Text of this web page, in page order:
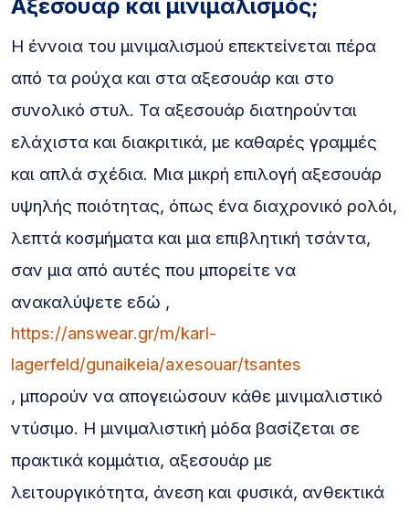
Αξεσουάρ και μινιμαλισμός;
Η έννοια του μινιμαλισμού επεκτείνεται πέρα
από τα ρούχα και στα αξεσουάρ και στο
συνολικό στυλ. Τα αξεσουάρ διατηρούνται
ελάχιστα και διακριτικά, με καθαρές γραμμές
και απλά σχέδια. Μια μικρή επιλογή αξεσουάρ
υψηλής ποιότητας, όπως ένα διαχρονικό ρολόι,
λεπτά κοσμήματα και μια επιβλητική τσάντα,
σαν μια από αυτές που μπορείτε να
ανακαλύψετε εδώ ,
https://answear.gr/m/karl-
lagerfeld/gunaikeia/axesouar/tsantes
, μπορούν να απογειώσουν κάθε μινιμαλιστικό
ντύσιμο. Η μινιμαλιστική μόδα βασίζεται σε
πρακτικά κομμάτια, αξεσουάρ με
λειτουργικότητα, άνεση και φυσικά, ανθεκτικά